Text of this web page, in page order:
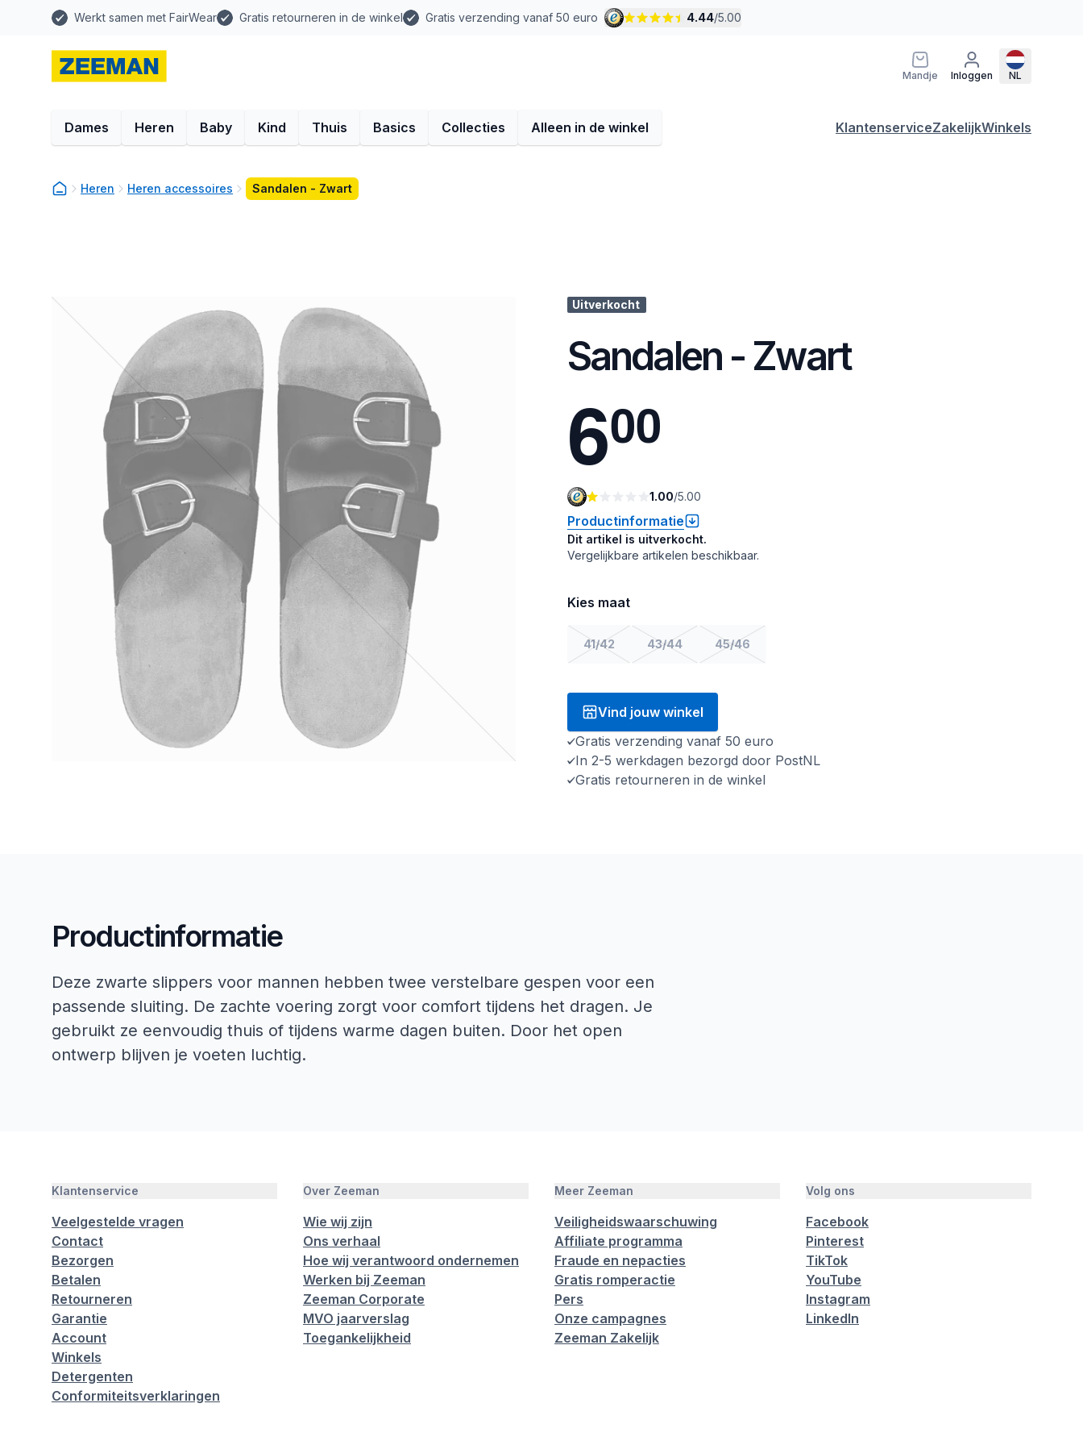
Werkt samen met FairWear Gratis retourneren in de winkel Gratis verzending vanaf 50 euro 4.44/5.00
Mandje Inloggen NL
Dames Heren Baby Kind Thuis Basics Collecties Alleen in de winkel KlantenserviceZakelijkWinkels
Heren Heren accessoires Sandalen - Zwart
Uitverkocht
Sandalen - Zwart
600
1.00/5.00
Productinformatie
Dit artikel is uitverkocht.
Vergelijkbare artikelen beschikbaar.
Kies maat
41/42 43/44 45/46
Vind jouw winkel
Gratis verzending vanaf 50 euro
In 2-5 werkdagen bezorgd door PostNL
Gratis retourneren in de winkel
Productinformatie
Deze zwarte slippers voor mannen hebben twee verstelbare gespen voor een
passende sluiting. De zachte voering zorgt voor comfort tijdens het dragen. Je
gebruikt ze eenvoudig thuis of tijdens warme dagen buiten. Door het open
ontwerp blijven je voeten luchtig.
Klantenservice
Veelgestelde vragen
Contact
Bezorgen
Betalen
Retourneren
Garantie
Account
Winkels
Detergenten
Conformiteitsverklaringen
Over Zeeman
Wie wij zijn
Ons verhaal
Hoe wij verantwoord ondernemen
Werken bij Zeeman
Zeeman Corporate
MVO jaarverslag
Toegankelijkheid
Meer Zeeman
Veiligheidswaarschuwing
Affiliate programma
Fraude en nepacties
Gratis romperactie
Pers
Onze campagnes
Zeeman Zakelijk
Volg ons
Facebook
Pinterest
TikTok
YouTube
Instagram
LinkedIn